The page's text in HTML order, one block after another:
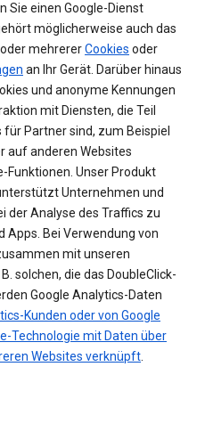
Sie einen Google-Dienst
möglicherweise auch das
mehrererCookies oder
an Ihr Gerät. Darüber hinaus
und anonyme Kennungen
mit Diensten, die Teil
Partner sind, zum Beispiel
auf anderen Websites
Funktionen. Unser Produkt
Unternehmen und
der Analyse des Traffics zu
Apps. Bei Verwendung von
mit unseren
solchen, die das DoubleClick-
Google Analytics-Daten
Kunden oder von Google
Technologie mit Daten über
Websites verknüpft.